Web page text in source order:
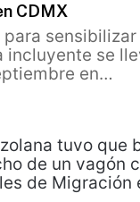
CDMX
incluyente se
en…